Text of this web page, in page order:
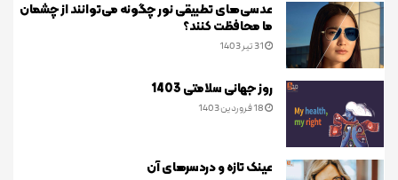
عدسی‌های تطبیقی نور چگونه می‌توانند از چشمان
ما محافظت کنند؟
31 تیر 1403
روز جهانی سلامتی 1403
18 فروردین 1403
عینک تازه و دردسرهای آن